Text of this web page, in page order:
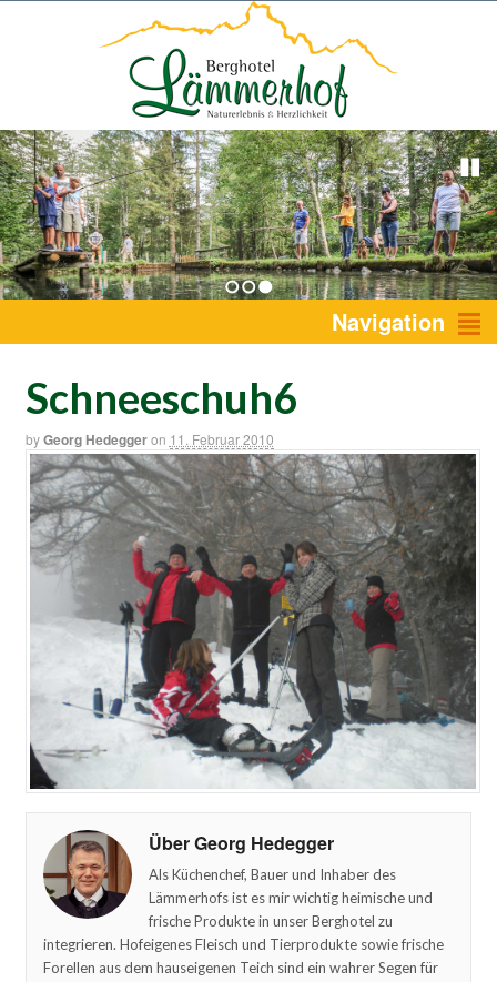
1 2 3 Navigation
Schneeschuh6
byGeorg Hedeggeron 11. Februar 2010
Über Georg Hedegger
Als Küchenchef, Bauer und Inhaber des
Lämmerhofs ist es mir wichtig heimische und
frische Produkte in unser Berghotel zu
integrieren. Hofeigenes Fleisch und Tierprodukte sowie frische
Forellen aus dem hauseigenen Teich sind ein wahrer Segen für